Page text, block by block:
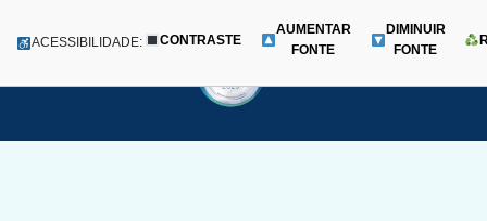
para
Menu
ACESSIBILIDADE: CONTRASTE
AUMENTAR
FONTE
DIMINUIR
FONTE